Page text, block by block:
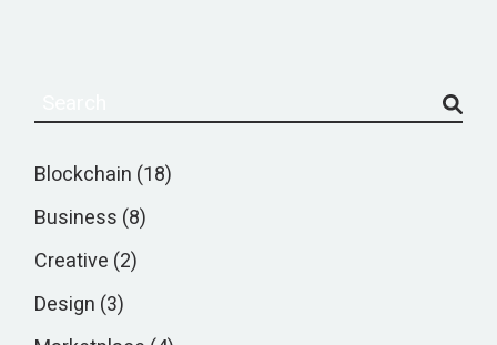
Blockchain (18)
Business (8)
Creative (2)
Design (3)